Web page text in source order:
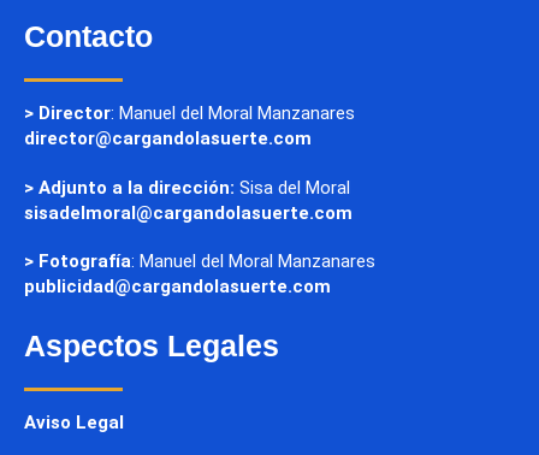
Contacto
> Director: Manuel del Moral Manzanares
director@cargandolasuerte.com
> Adjunto a la dirección: Sisa del Moral
sisadelmoral@cargandolasuerte.com
> Fotografía: Manuel del Moral Manzanares
publicidad@cargandolasuerte.com
Aspectos Legales
Aviso Legal